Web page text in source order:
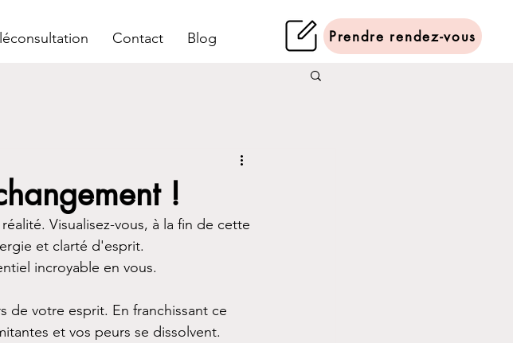
Contact Blog Prendre rendez-vous
!
Visualisez-vous, à la fin de cette
et clarté d'esprit.
incroyable en vous.
de votre esprit. En franchissant ce
et vos peurs se dissolvent.